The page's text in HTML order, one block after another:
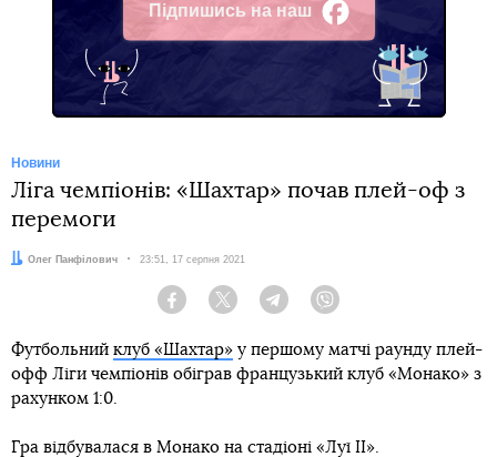
Підпишись на наш
Facebook
Новини
Ліга чемпіонів: «Шахтар» почав плей-оф з
перемоги
Автор:
Олег Панфілович Дата:
23:51, 17 серпня 2021
Facebook Twitter Telegram
Футбольний клуб «Шахтар» у першому матчі раунду плей-
офф Ліги чемпіонів обіграв французький клуб «Монако» з
рахунком 1:0.
Гра відбувалася в Монако на стадіоні «Луї ІІ».